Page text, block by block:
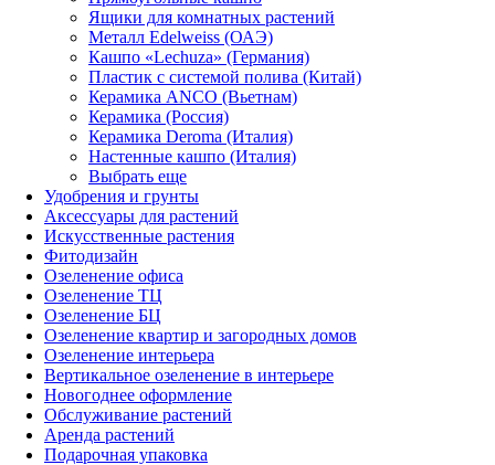
Ящики для комнатных растений
Металл Edelweiss (ОАЭ)
Кашпо «Lechuza» (Германия)
Пластик с системой полива (Китай)
Керамика ANCO (Вьетнам)
Керамика (Россия)
Керамика Deroma (Италия)
Настенные кашпо (Италия)
Выбрать еще
Удобрения и грунты
Аксессуары для растений
Искусственные растения
Фитодизайн
Озеленение офиса
Озеленение ТЦ
Озеленение БЦ
Озеленение квартир и загородных домов
Озеленение интерьера
Вертикальное озеленение в интерьере
Новогоднее оформление
Обслуживание растений
Аренда растений
Подарочная упаковка